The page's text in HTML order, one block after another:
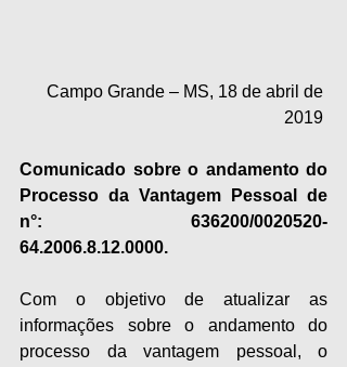
Campo Grande – MS, 18 de abril de
2019
Comunicado sobre o andamento do
Processo da Vantagem Pessoal de
n°: 636200/0020520-
64.2006.8.12.0000.
Com o objetivo de atualizar as
informações sobre o andamento do